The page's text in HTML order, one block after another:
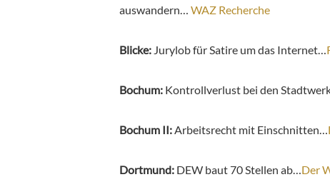
auswandern… WAZ Recherche
Blicke: Jurylob für Satire um das Internet…
Bochum: Kontrollverlust bei den
Bochum II: Arbeitsrecht mit Einschnitten…
Dortmund: DEW baut 70 Stellen ab… Der